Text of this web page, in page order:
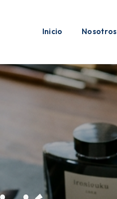
Inicio Nosotros